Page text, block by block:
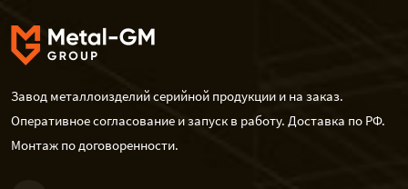
Завод металлоизделий серийной продукции и на заказ.
Оперативное согласование и запуск в работу. Доставка по РФ.
Монтаж по договоренности.